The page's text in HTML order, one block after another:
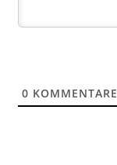
0 KOMMENTARE